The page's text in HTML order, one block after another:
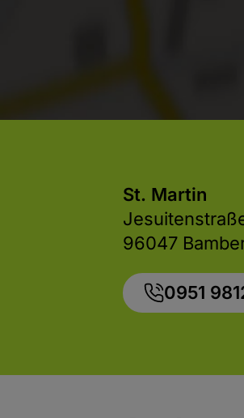
St. Martin
96047
0951